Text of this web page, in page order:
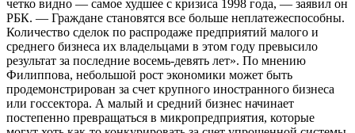
четко видно — самое худшее с кризиса 1998 года, — заявил он
РБК. — Граждане становятся все больше неплатежеспособны.
Количество сделок по распродаже предприятий малого и
среднего бизнеса их владельцами в этом году превысило
результат за последние восемь-девять лет». По мнению
Филиппова, небольшой рост экономики может быть
продемонстрирован за счет крупного иностранного бизнеса
или госсектора. А малый и средний бизнес начинает
постепенно превращаться в микропредприятия, которые